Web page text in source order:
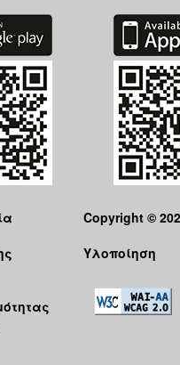
Copyright ©
Υλοποίηση